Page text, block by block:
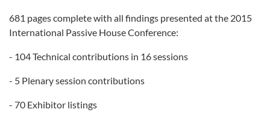
681 pages complete with all findings presented at the 2015
International Passive House Conference:
- 104 Technical contributions in 16 sessions
- 5 Plenary session contributions
- 70 Exhibitor listings